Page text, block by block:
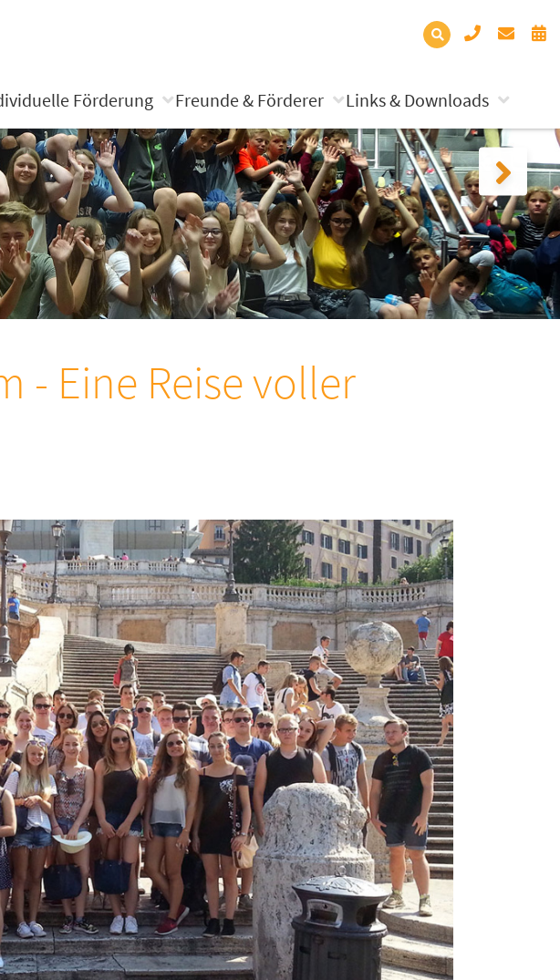
Förderung Freunde & Förderer Links & Downloads
- Eine Reise voller